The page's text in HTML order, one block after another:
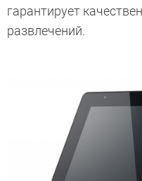
гарантирует
развлечений.